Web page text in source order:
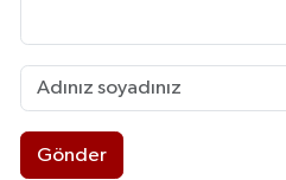
Gönder